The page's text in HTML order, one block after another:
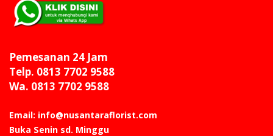
Pemesanan 24 Jam
Telp. 0813 7702 9588
Wa. 0813 7702 9588
Email: info@nusantaraflorist.com
Buka Senin sd. Minggu